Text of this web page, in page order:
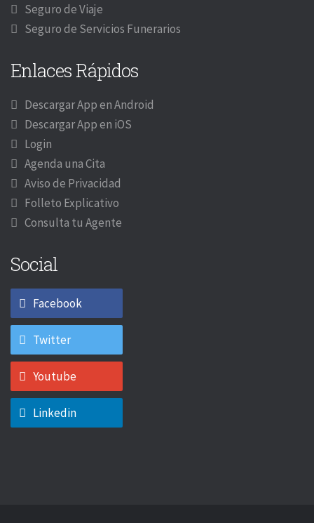
Seguro de Viaje
Seguro de Servicios Funerarios
Enlaces Rápidos
Descargar App en Android
Descargar App en iOS
Login
Agenda una Cita
Aviso de Privacidad
Folleto Explicativo
Consulta tu Agente
Social
Facebook
Twitter
Youtube
Linkedin